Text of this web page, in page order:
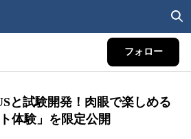
フォロー
と試験開発！肉眼で楽しめる
体験」を限定公開